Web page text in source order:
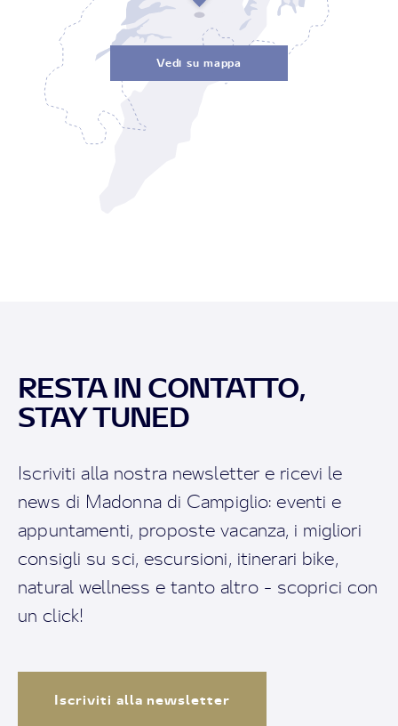
Vedi su mappa
RESTA IN CONTATTO,
STAY TUNED
Iscriviti alla nostra newsletter e ricevi le
news di Madonna di Campiglio: eventi e
appuntamenti, proposte vacanza, i migliori
consigli su sci, escursioni, itinerari bike,
natural wellness e tanto altro - scoprici con
un click!
Iscriviti alla newsletter